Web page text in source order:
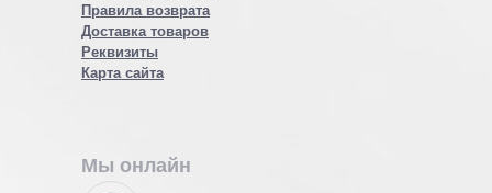
Правила возврата
Доставка товаров
Реквизиты
Карта сайта
Мы онлайн